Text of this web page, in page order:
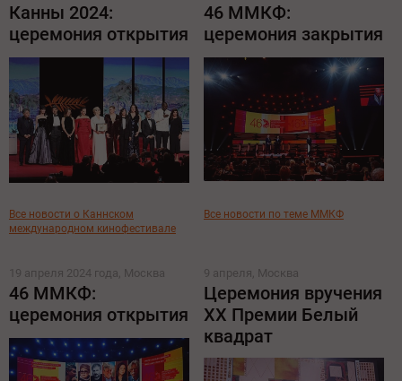
Канны 2024:
церемония открытия
Все новости о Каннском
международном кинофестивале
46 ММКФ:
церемония закрытия
Все новости по теме ММКФ
19 апреля 2024 года, Москва
46 ММКФ:
церемония открытия
9 апреля, Москва
Церемония вручения
XX Премии Белый
квадрат